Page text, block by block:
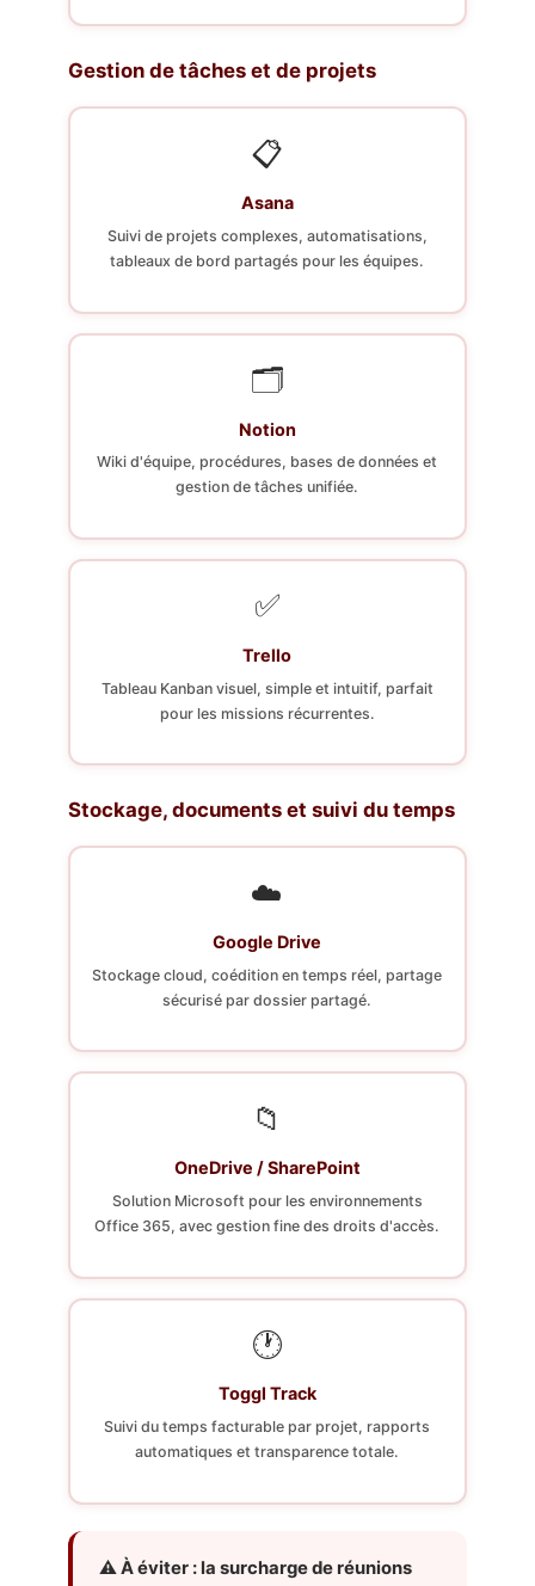
Gestion de tâches et de projets
📋
Asana
Suivi de projets complexes, automatisations,
tableaux de bord partagés pour les équipes.
🗂️
Notion
Wiki d'équipe, procédures, bases de données et
gestion de tâches unifiée.
✅
Trello
Tableau Kanban visuel, simple et intuitif, parfait
pour les missions récurrentes.
Stockage, documents et suivi du temps
☁️
Google Drive
Stockage cloud, coédition en temps réel, partage
sécurisé par dossier partagé.
📁
OneDrive / SharePoint
Solution Microsoft pour les environnements
Office 365, avec gestion fine des droits d'accès.
🕐
Toggl Track
Suivi du temps facturable par projet, rapports
automatiques et transparence totale.
⚠️ À éviter : la surcharge de réunions